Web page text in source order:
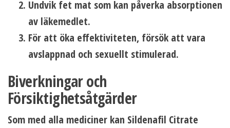
Undvik fet mat som kan påverka absorptionen
av läkemedlet.
För att öka effektiviteten, försök att vara
avslappnad och sexuellt stimulerad.
Biverkningar och
Försiktighetsåtgärder
Som med alla mediciner kan Sildenafil Citrate